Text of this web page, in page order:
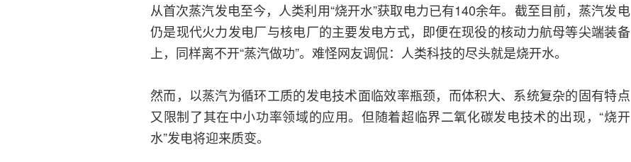
从首次蒸汽发电至今，人类利用“烧开水”获取电力已有140余年。截至目前，蒸汽发电
仍是现代火力发电厂与核电厂的主要发电方式，即便在现役的核动力航母等尖端装备
上，同样离不开“蒸汽做功”。难怪网友调侃：人类科技的尽头就是烧开水。
然而，以蒸汽为循环工质的发电技术面临效率瓶颈，而体积大、系统复杂的固有特点
又限制了其在中小功率领域的应用。但随着超临界二氧化碳发电技术的出现，“烧开
水”发电将迎来质变。